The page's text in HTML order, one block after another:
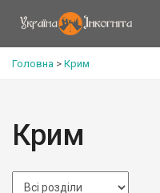
Головна > Крим
Крим